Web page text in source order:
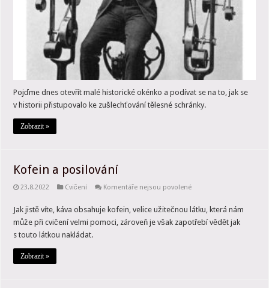
Pojďme dnes otevřít malé historické okénko a podívat se na to, jak se
v historii přistupovalo ke zušlechťování tělesné schránky.
Zobrazit »
Kofein a posilování
23.8.2022 Cvičení Komentáře nejsou povolenéu
názvem
Kofein
a
Jak jistě víte, káva obsahuje kofein, velice užitečnou látku, která nám
může při cvičení velmi pomoci, zároveň je však zapotřebí vědět jak
s touto látkou nakládat.
Zobrazit »